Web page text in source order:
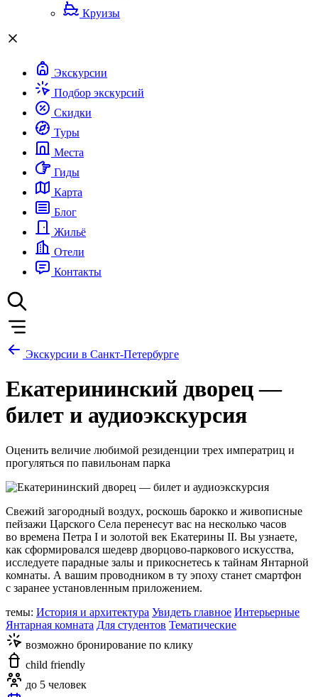
Круизы
Экскурсии
Подбор экскурсий
Скидки
Туры
Места
Гиды
Карта
Блог
Жильё
Отели
Контакты
Экскурсии в Санкт-Петербурге
Екатерининский дворец —
билет и аудиоэкскурсия
Оценить величие любимой резиденции трех императриц и
прогуляться по павильонам парка
Свежий загородный воздух, роскошь барокко и живописные
пейзажи Царского Села перенесут вас на несколько часов
во времена Петра I и золотой век Екатерины II. Вы узнаете,
как сформировался шедевр дворцово-паркового искусства,
исследуете парадные залы и прикоснетесь к тайнам Янтарной
комнаты. А вашим проводником в ту эпоху станет смартфон
с заранее установленным приложением.
темы: История и архитектура Увидеть главное Интерьерные
Янтарная комната Для студентов Тематические
возможно бронирование по клику
child friendly
до 5 человек